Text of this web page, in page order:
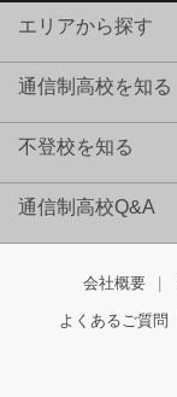
エリアから探す
通信制高校を知る
不登校を知る
通信制高校Q&A
会社概要
よくあるご質問